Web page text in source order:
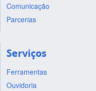
Comunicação
Parcerias
Serviços
Ferramentas
Ouvidoria